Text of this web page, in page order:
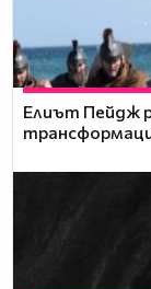
Елиът Пейдж